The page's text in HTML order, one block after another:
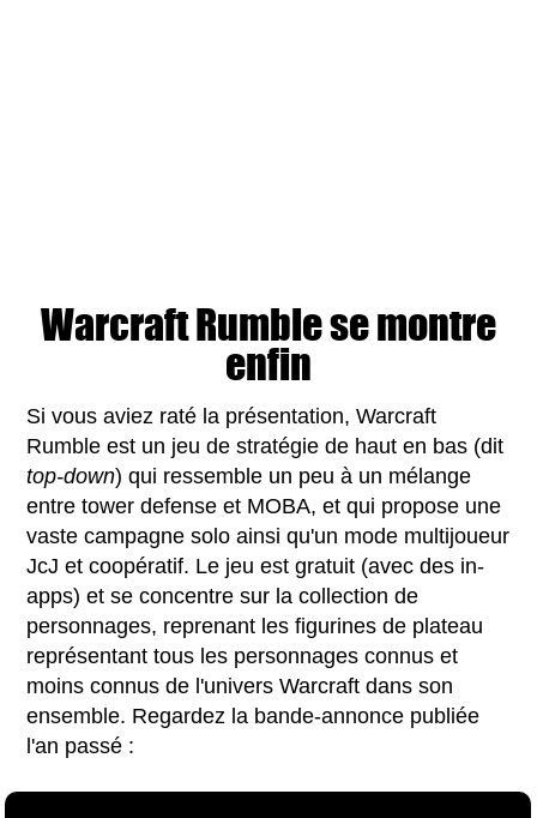
Warcraft Rumble se montre
enfin
Si vous aviez raté la présentation, Warcraft
Rumble est un jeu de stratégie de haut en bas (dit
top-down) qui ressemble un peu à un mélange
entre tower defense et MOBA, et qui propose une
vaste campagne solo ainsi qu'un mode multijoueur
JcJ et coopératif. Le jeu est gratuit (avec des in-
apps) et se concentre sur la collection de
personnages, reprenant les figurines de plateau
représentant tous les personnages connus et
moins connus de l'univers Warcraft dans son
ensemble. Regardez la bande-annonce publiée
l'an passé :